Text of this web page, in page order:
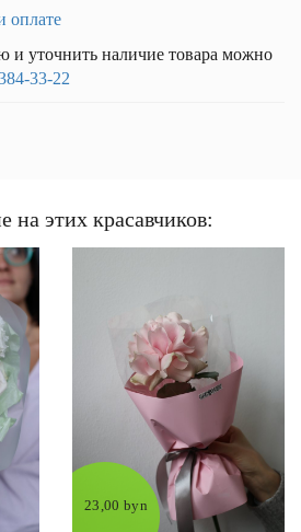
оплате
и уточнить наличие товара можно
33-22
на этих красавчиков:
23,00 byn